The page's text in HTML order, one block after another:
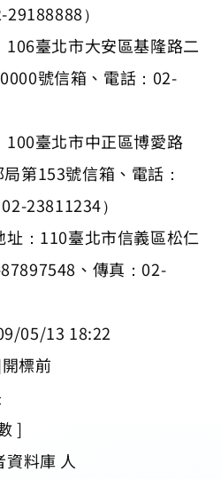
）
臺北市大安區基隆路二
號信箱、電話：02-
臺北市中正區博愛路
第153號信箱、電話：
23811234）
：110臺北市信義區松仁
、傳真：02-
05/13 18:22
標前
]
料庫 人